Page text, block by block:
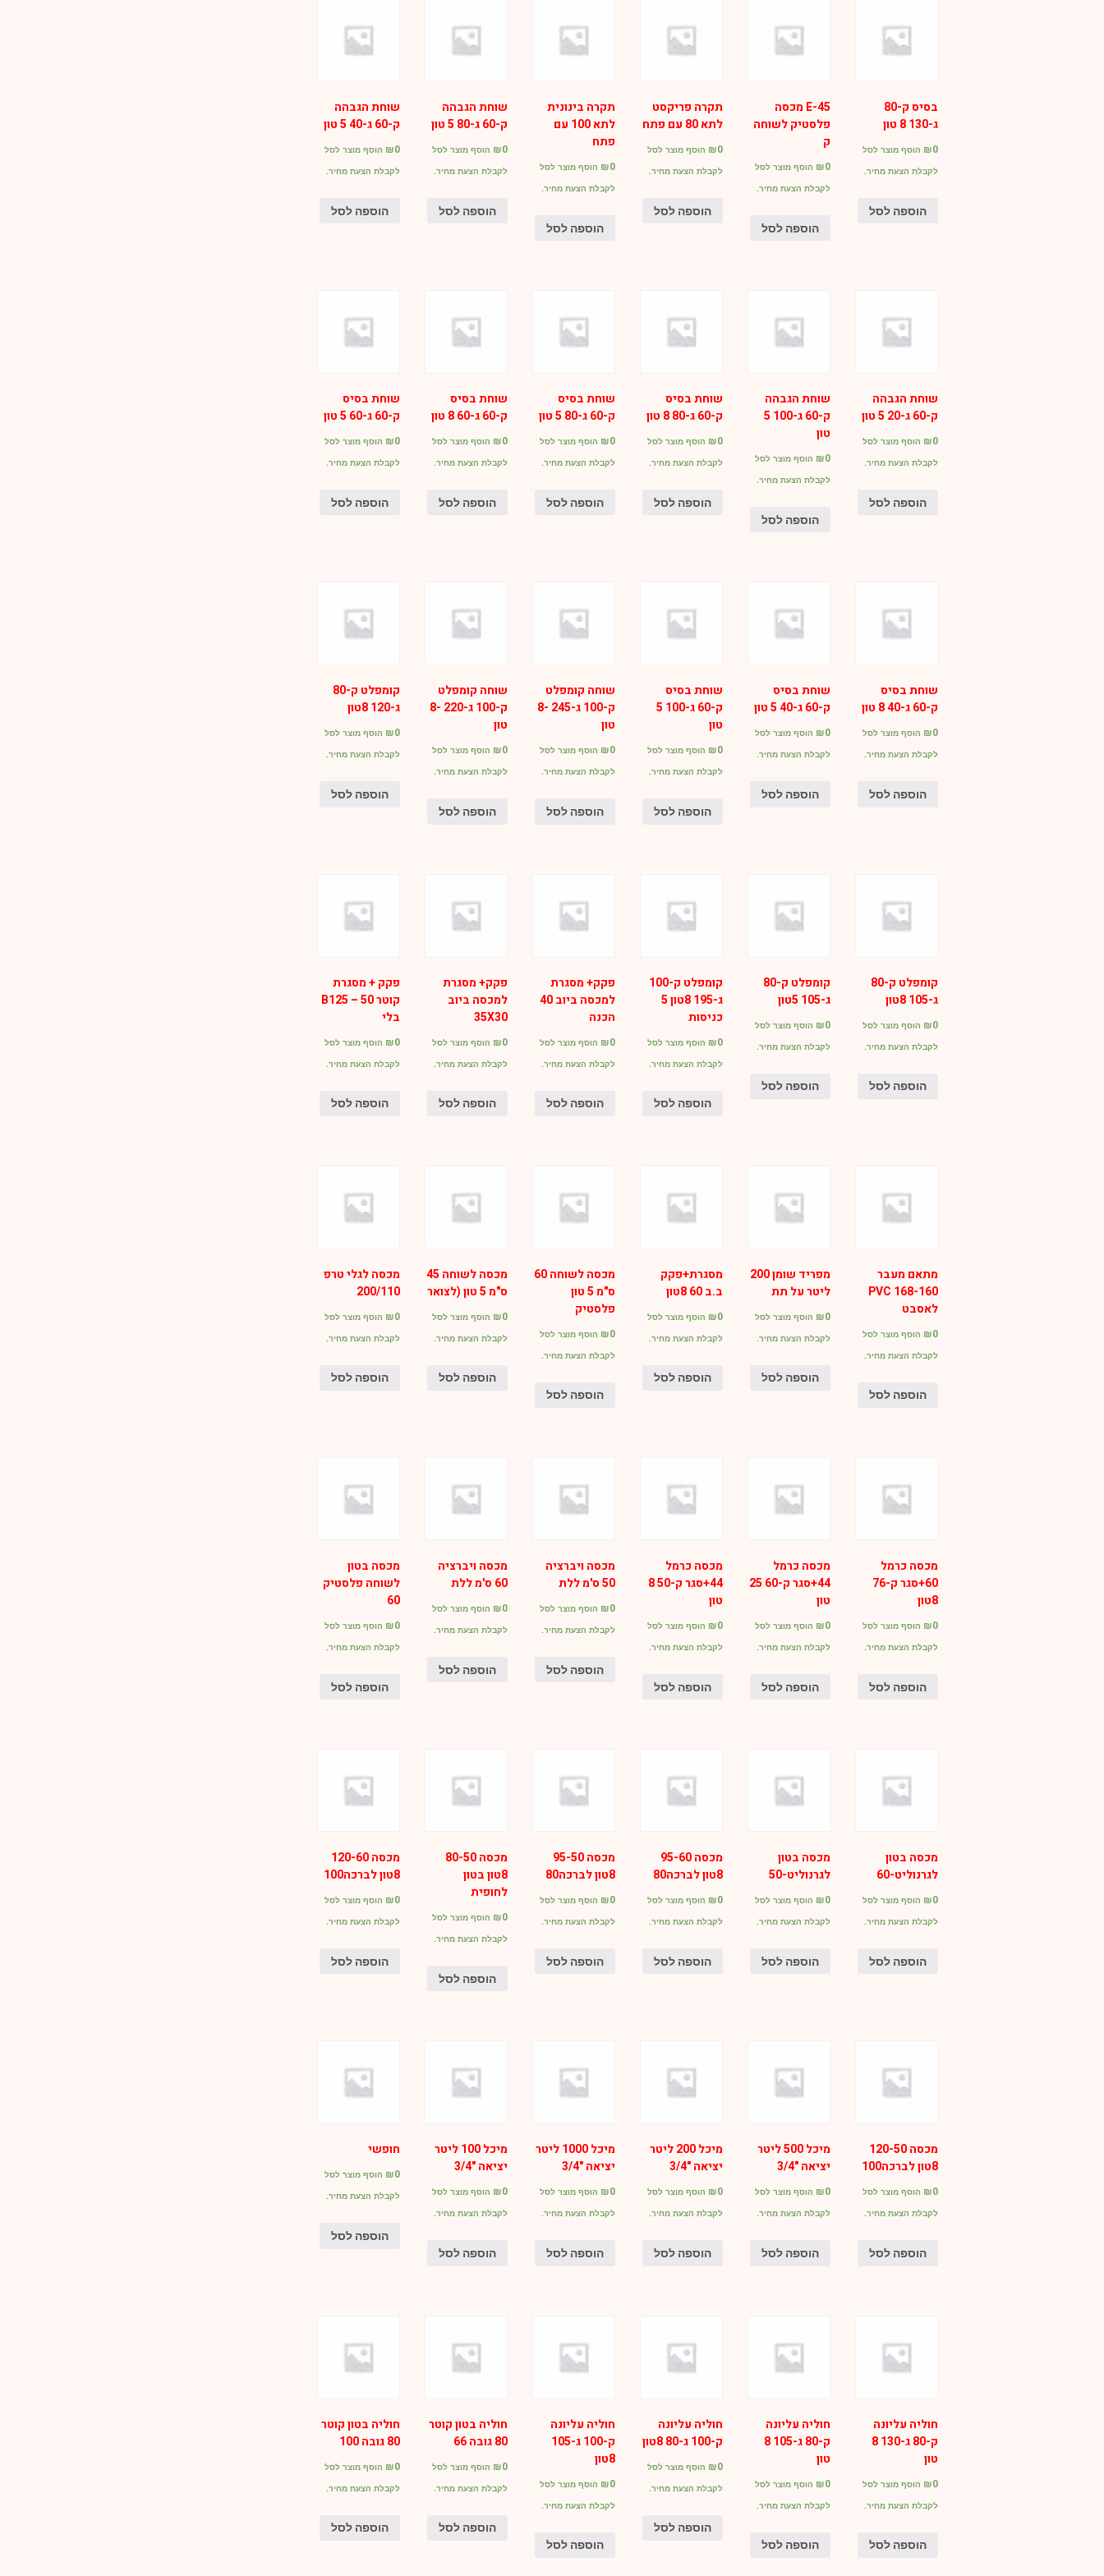
בסיס ק-80
ג-130 8 טון
₪0
הוסף מוצר לסל
לקבלת הצעת מחיר.
הוספה לסל
E-45 מכסה
פלסטיק לשוחה
ק
₪0
הוסף מוצר לסל
לקבלת הצעת מחיר.
הוספה לסל
תקרה פריקסט
לתא 80 עם פתח
₪0
הוסף מוצר לסל
לקבלת הצעת מחיר.
הוספה לסל
תקרה בינונית
לתא 100 עם
פתח
₪0
הוסף מוצר לסל
לקבלת הצעת מחיר.
הוספה לסל
שוחת הגבהה
ק-60 ג-80 5 טון
₪0
הוסף מוצר לסל
לקבלת הצעת מחיר.
הוספה לסל
שוחת הגבהה
ק-60 ג-40 5 טון
₪0
הוסף מוצר לסל
לקבלת הצעת מחיר.
הוספה לסל
שוחת הגבהה
ק-60 ג-20 5 טון
₪0
הוסף מוצר לסל
לקבלת הצעת מחיר.
הוספה לסל
שוחת הגבהה
ק-60 ג-100 5
טון
₪0
הוסף מוצר לסל
לקבלת הצעת מחיר.
הוספה לסל
שוחת בסיס
ק-60 ג-80 8 טון
₪0
הוסף מוצר לסל
לקבלת הצעת מחיר.
הוספה לסל
שוחת בסיס
ק-60 ג-80 5 טון
₪0
הוסף מוצר לסל
לקבלת הצעת מחיר.
הוספה לסל
שוחת בסיס
ק-60 ג-60 8 טון
₪0
הוסף מוצר לסל
לקבלת הצעת מחיר.
הוספה לסל
שוחת בסיס
ק-60 ג-60 5 טון
₪0
הוסף מוצר לסל
לקבלת הצעת מחיר.
הוספה לסל
שוחת בסיס
ק-60 ג-40 8 טון
₪0
הוסף מוצר לסל
לקבלת הצעת מחיר.
הוספה לסל
שוחת בסיס
ק-60 ג-40 5 טון
₪0
הוסף מוצר לסל
לקבלת הצעת מחיר.
הוספה לסל
שוחת בסיס
ק-60 ג-100 5
טון
₪0
הוסף מוצר לסל
לקבלת הצעת מחיר.
הוספה לסל
שוחה קומפלט
ק-100 ג-245 -8
טון
₪0
הוסף מוצר לסל
לקבלת הצעת מחיר.
הוספה לסל
שוחה קומפלט
ק-100 ג-220 -8
טון
₪0
הוסף מוצר לסל
לקבלת הצעת מחיר.
הוספה לסל
קומפלט ק-80
ג-120 8טון
₪0
הוסף מוצר לסל
לקבלת הצעת מחיר.
הוספה לסל
קומפלט ק-80
ג-105 8טון
₪0
הוסף מוצר לסל
לקבלת הצעת מחיר.
הוספה לסל
קומפלט ק-80
ג-105 5טון
₪0
הוסף מוצר לסל
לקבלת הצעת מחיר.
הוספה לסל
קומפלט ק-100
ג-195 8טון 5
כניסות
₪0
הוסף מוצר לסל
לקבלת הצעת מחיר.
הוספה לסל
פקק+ מסגרת
למכסה ביוב 40
הכנה
₪0
הוסף מוצר לסל
לקבלת הצעת מחיר.
הוספה לסל
פקק+ מסגרת
למכסה ביוב
35X30
₪0
הוסף מוצר לסל
לקבלת הצעת מחיר.
הוספה לסל
פקק + מסגרת
קוטר 50 – B125
בלי
₪0
הוסף מוצר לסל
לקבלת הצעת מחיר.
הוספה לסל
מתאם מעבר
PVC 168-160
לאסבט
₪0
הוסף מוצר לסל
לקבלת הצעת מחיר.
הוספה לסל
מפריד שומן 200
ליטר על תת
₪0
הוסף מוצר לסל
לקבלת הצעת מחיר.
הוספה לסל
מסגרת+פקק
ב.ב 60 8טון
₪0
הוסף מוצר לסל
לקבלת הצעת מחיר.
הוספה לסל
מכסה לשוחה 60
ס"מ 5 טון
פלסטיק
₪0
הוסף מוצר לסל
לקבלת הצעת מחיר.
הוספה לסל
מכסה לשוחה 45
ס"מ 5 טון (לצואר
₪0
הוסף מוצר לסל
לקבלת הצעת מחיר.
הוספה לסל
מכסה לגלי טרפ
200/110
₪0
הוסף מוצר לסל
לקבלת הצעת מחיר.
הוספה לסל
מכסה כרמל
60+סגר ק-76
8טון
₪0
הוסף מוצר לסל
לקבלת הצעת מחיר.
הוספה לסל
מכסה כרמל
44+סגר ק-60 25
טון
₪0
הוסף מוצר לסל
לקבלת הצעת מחיר.
הוספה לסל
מכסה כרמל
44+סגר ק-50 8
טון
₪0
הוסף מוצר לסל
לקבלת הצעת מחיר.
הוספה לסל
מכסה ויברציה
50 ס'מ ללת
₪0
הוסף מוצר לסל
לקבלת הצעת מחיר.
הוספה לסל
מכסה ויברציה
60 ס'מ ללת
₪0
הוסף מוצר לסל
לקבלת הצעת מחיר.
הוספה לסל
מכסה בטון
לשוחה פלסטיק
60
₪0
הוסף מוצר לסל
לקבלת הצעת מחיר.
הוספה לסל
מכסה בטון
לגרנוליט-60
₪0
הוסף מוצר לסל
לקבלת הצעת מחיר.
הוספה לסל
מכסה בטון
לגרנוליט-50
₪0
הוסף מוצר לסל
לקבלת הצעת מחיר.
הוספה לסל
מכסה 95-60
8טון לברכה80
₪0
הוסף מוצר לסל
לקבלת הצעת מחיר.
הוספה לסל
מכסה 95-50
8טון לברכה80
₪0
הוסף מוצר לסל
לקבלת הצעת מחיר.
הוספה לסל
מכסה 80-50
8טון בטון
לחופית
₪0
הוסף מוצר לסל
לקבלת הצעת מחיר.
הוספה לסל
מכסה 120-60
8טון לברכה100
₪0
הוסף מוצר לסל
לקבלת הצעת מחיר.
הוספה לסל
מכסה 120-50
8טון לברכה100
₪0
הוסף מוצר לסל
לקבלת הצעת מחיר.
הוספה לסל
מיכל 500 ליטר
יציאה "3/4
₪0
הוסף מוצר לסל
לקבלת הצעת מחיר.
הוספה לסל
מיכל 200 ליטר
יציאה "3/4
₪0
הוסף מוצר לסל
לקבלת הצעת מחיר.
הוספה לסל
מיכל 1000 ליטר
יציאה "3/4
₪0
הוסף מוצר לסל
לקבלת הצעת מחיר.
הוספה לסל
מיכל 100 ליטר
יציאה "3/4
₪0
הוסף מוצר לסל
לקבלת הצעת מחיר.
הוספה לסל
חופשי
₪0
הוסף מוצר לסל
לקבלת הצעת מחיר.
הוספה לסל
חוליה עליונה
ק-80 ג-130 8
טון
₪0
הוסף מוצר לסל
לקבלת הצעת מחיר.
הוספה לסל
חוליה עליונה
ק-80 ג-105 8
טון
₪0
הוסף מוצר לסל
לקבלת הצעת מחיר.
הוספה לסל
חוליה עליונה
ק-100 ג-80 8טון
₪0
הוסף מוצר לסל
לקבלת הצעת מחיר.
הוספה לסל
חוליה עליונה
ק-100 ג-105
8טון
₪0
הוסף מוצר לסל
לקבלת הצעת מחיר.
הוספה לסל
חוליה בטון קוטר
80 גובה 66
₪0
הוסף מוצר לסל
לקבלת הצעת מחיר.
הוספה לסל
חוליה בטון קוטר
80 גובה 100
₪0
הוסף מוצר לסל
לקבלת הצעת מחיר.
הוספה לסל